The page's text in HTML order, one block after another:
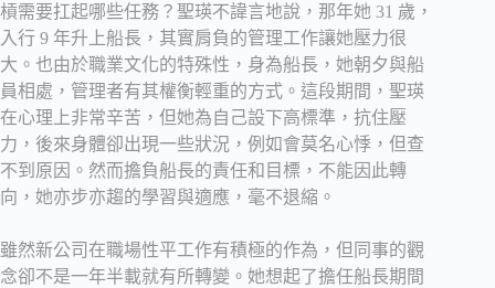
槓需要扛起哪些任務？聖瑛不諱言地說，那年她 31 歲，
入行 9 年升上船長，其實肩負的管理工作讓她壓力很
大。也由於職業文化的特殊性，身為船長，她朝夕與船
員相處，管理者有其權衡輕重的方式。這段期間，聖瑛
在心理上非常辛苦，但她為自己設下高標準，抗住壓
力，後來身體卻出現一些狀況，例如會莫名心悸，但查
不到原因。然而擔負船長的責任和目標，不能因此轉
向，她亦步亦趨的學習與適應，毫不退縮。
雖然新公司在職場性平工作有積極的作為，但同事的觀
念卻不是一年半載就有所轉變。她想起了擔任船長期間